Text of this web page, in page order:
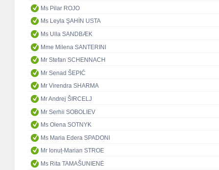
Ms Pilar ROJO
Ms Leyla ŞAHİN USTA
Ms Ulla SANDBÆK
Mme Milena SANTERINI
Mr Stefan SCHENNACH
Mr Senad ŠEPIĆ
Mr Virendra SHARMA
Mr Andrej ŠIRCELJ
Mr Serhii SOBOLIEV
Ms Olena SOTNYK
Ms Maria Edera SPADONI
Mr Ionuț-Marian STROE
Ms Rita TAMAŠUNIENĖ